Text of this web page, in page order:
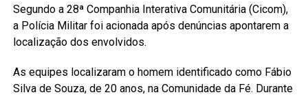
Segundo a 28ª Companhia Interativa Comunitária (Cicom),
a Polícia Militar foi acionada após denúncias apontarem a
localização dos envolvidos.
As equipes localizaram o homem identificado como Fábio
Silva de Souza, de 20 anos, na Comunidade da Fé. Durante